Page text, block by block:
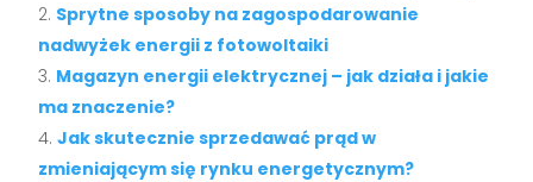
Sprytne sposoby na zagospodarowanie
nadwyżek energii z fotowoltaiki
Magazyn energii elektrycznej – jak działa i jakie
ma znaczenie?
Jak skutecznie sprzedawać prąd w
zmieniającym się rynku energetycznym?